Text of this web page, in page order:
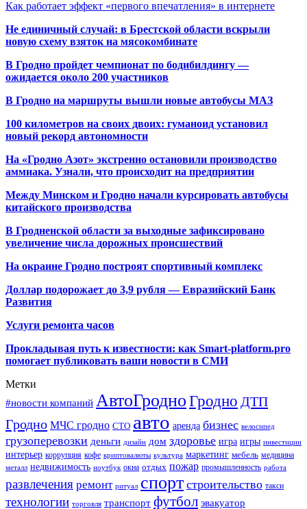
Как работает эффект «первого впечатления» в интернете
Не единичный случай: в Брестской области вскрыли
новую схему взяток на мясокомбинате
В Гродно пройдет чемпионат по бодибилдингу —
ожидается около 200 участников
В Гродно на маршруты вышли новые автобусы МАЗ
100 километров на своих двоих: гуманоид установил
новый рекорд автономности
На «Гродно Азот» экстренно остановили производство
аммиака. Узнали, что происходит на предприятии
Между Минском и Гродно начали курсировать автобусы
китайского производства
В Гродненской области за выходные зафиксировано
увеличение числа дорожных происшествий
На окраине Гродно построят спортивный комплекс
Доллар подорожает до 3,9 рубля — Евразийский Банк
Развития
Услуги ремонта часов
Прокладывая путь к известности: как Smart-platform.pro
помогает публиковать ваши новости в СМИ
Метки
#новости компаний АвтоГродноГродно ДТП
Гродно МЧС гродно СТО авто аренда бизнес велосипед
грузоперевозки деньги дизайн дом здоровье игра игры инвестиции
интерьер коррупция кофе криптовалюты культура маркетинг мебель медицина
металл недвижимость ноутбук окна отдых пожар промышленность работа
развлечения ремонт ритуал спорт строительство такси
технологии торговля транспорт футбол эвакуатор